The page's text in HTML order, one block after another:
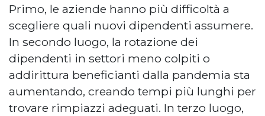
Primo, le aziende hanno più difficoltà a
scegliere quali nuovi dipendenti assumere.
In secondo luogo, la rotazione dei
dipendenti in settori meno colpiti o
addirittura beneficianti dalla pandemia sta
aumentando, creando tempi più lunghi per
trovare rimpiazzi adeguati. In terzo luogo,